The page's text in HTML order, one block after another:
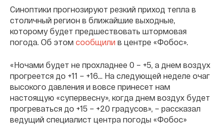
Синоптики прогнозируют резкий приход тепла в
столичный регион в ближайшие выходные,
которому будет предшествовать штормовая
погода. Об этом сообщили в центре «Фобос».
«Ночами будет не прохладнее 0 – +5, а днем воздух
прогреется до +11 – +16... На следующей неделе очаг
высокого давления и вовсе принесет нам
настоящую «супервесну», когда днем воздух будет
прогреваться до +15 – +20 градусов», – рассказал
ведущий специалист центра погоды «Фобос»